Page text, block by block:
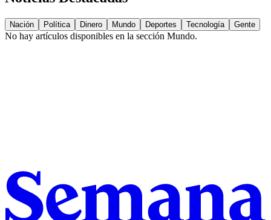
Nación Política Dinero Mundo Deportes Tecnología Gente
No hay artículos disponibles en la sección Mundo.